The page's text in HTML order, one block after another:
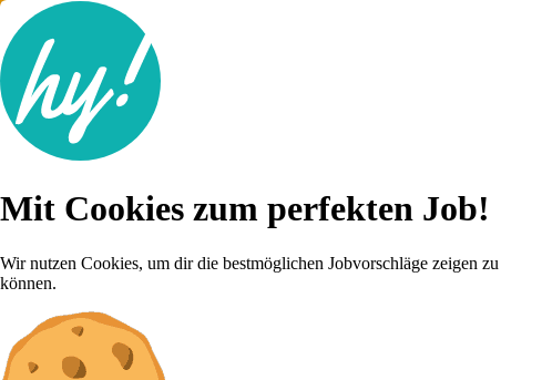
Lebenslauf
Karriere-Tipps
Anmelden
Mit Cookies zum perfekten Job!
Wir nutzen Cookies, um dir die bestmöglichen Jobvorschläge zeigen zu
können.